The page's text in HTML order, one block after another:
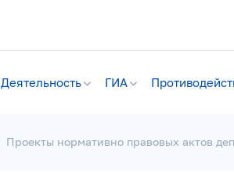
Деятельность ГИА
Проекты нормативно правовых актов